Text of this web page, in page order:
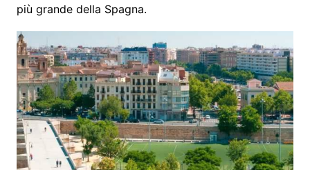
più grande della Spagna.